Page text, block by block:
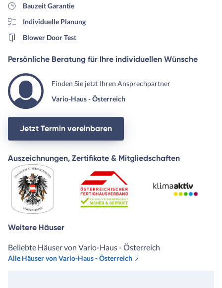
Bauzeit Garantie
Individuelle Planung
Blower Door Test
Persönliche Beratung für Ihre individuellen Wünsche
Finden Sie jetzt Ihren Ansprechpartner
Vario-Haus - Österreich
Jetzt Termin vereinbaren
Auszeichnungen, Zertifikate & Mitgliedschaften
Weitere Häuser
Beliebte Häuser von Vario-Haus - Österreich
Alle Häuser von Vario-Haus - Österreich